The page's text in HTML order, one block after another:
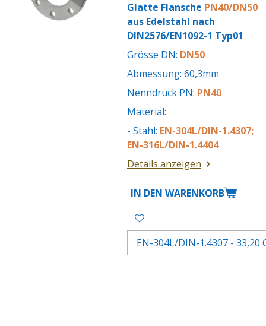
Glatte Flansche PN40/DN50
aus Edelstahl nach
DIN2576/EN1092-1 Typ01
Grösse DN: DN50
Abmessung: 60,3mm
Nenndruck PN: PN40
Material:
- Stahl: EN-304L/DIN-1.4307;
EN-316L/DIN-1.4404
Details anzeigen
IN DEN WARENKORB